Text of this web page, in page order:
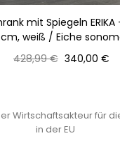
mit Spiegeln ERIKA
cm, weiß / Eiche
Normaler
428,99 € Preis
340,00 €
Wirtschaftsakteur für
in der EU